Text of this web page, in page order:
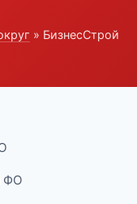
» БизнесСтрой
ФО